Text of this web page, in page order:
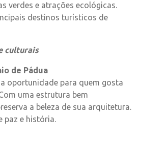
verdes e atrações ecológicas.
destinos turísticos de
culturais
de Pádua
oportunidade para quem gosta
uma estrutura bem
a beleza de sua arquitetura.
paz e história.